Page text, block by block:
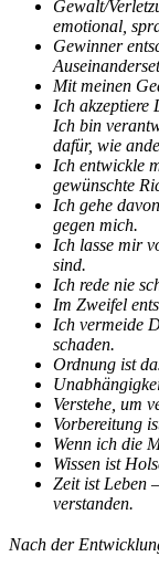
Gewalt/
emotional,
Gewinner
Mit meinen
Ich akzeptiere
Ich bin
dafür, wie
Ich entwickle
gewünschte
Ich gehe
gegen mich.
Ich lasse mir
sind.
Ich rede nie
Im Zweifel
Ich vermeide
schaden.
Ordnung ist
Verstehe, um
Vorbereitung
Wenn ich die
Wissen ist
Zeit ist Leben
verstanden.
Nach der